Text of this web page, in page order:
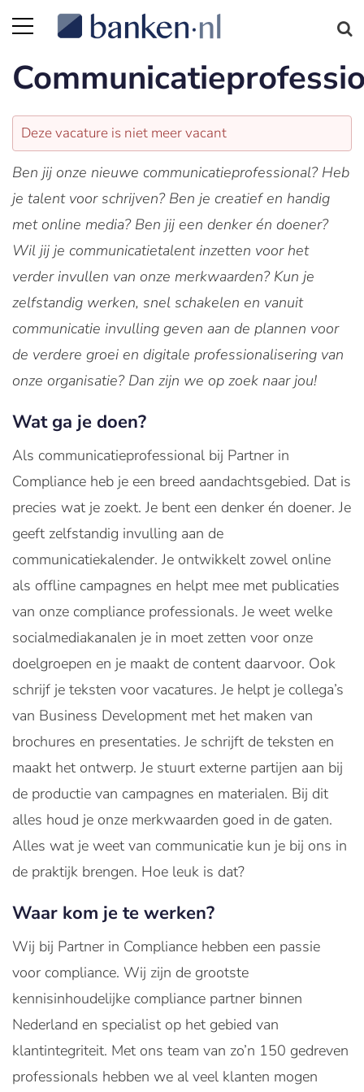
Deze vacature is niet meer vacant
Ben jij onze nieuwe communicatieprofessional? Heb
je talent voor schrijven? Ben je creatief en handig
met online media? Ben jij een denker én doener?
Wil jij je communicatietalent inzetten voor het
verder invullen van onze merkwaarden? Kun je
zelfstandig werken, snel schakelen en vanuit
communicatie invulling geven aan de plannen voor
de verdere groei en digitale professionalisering van
onze organisatie? Dan zijn we op zoek naar jou!
Wat ga je doen?
Als communicatieprofessional bij Partner in
Compliance heb je een breed aandachtsgebied. Dat is
precies wat je zoekt. Je bent een denker én doener. Je
geeft zelfstandig invulling aan de
communicatiekalender. Je ontwikkelt zowel online
als offline campagnes en helpt mee met publicaties
van onze compliance professionals. Je weet welke
socialmediakanalen je in moet zetten voor onze
doelgroepen en je maakt de content daarvoor. Ook
schrijf je teksten voor vacatures. Je helpt je collega’s
van Business Development met het maken van
brochures en presentaties. Je schrijft de teksten en
maakt het ontwerp. Je stuurt externe partijen aan bij
de productie van campagnes en materialen. Bij dit
alles houd je onze merkwaarden goed in de gaten.
Alles wat je weet van communicatie kun je bij ons in
de praktijk brengen. Hoe leuk is dat?
Waar kom je te werken?
Wij bij Partner in Compliance hebben een passie
voor compliance. Wij zijn de grootste
kennisinhoudelijke compliance partner binnen
Nederland en specialist op het gebied van
klantintegriteit. Met ons team van zo’n 150 gedreven
professionals hebben we al veel klanten mogen